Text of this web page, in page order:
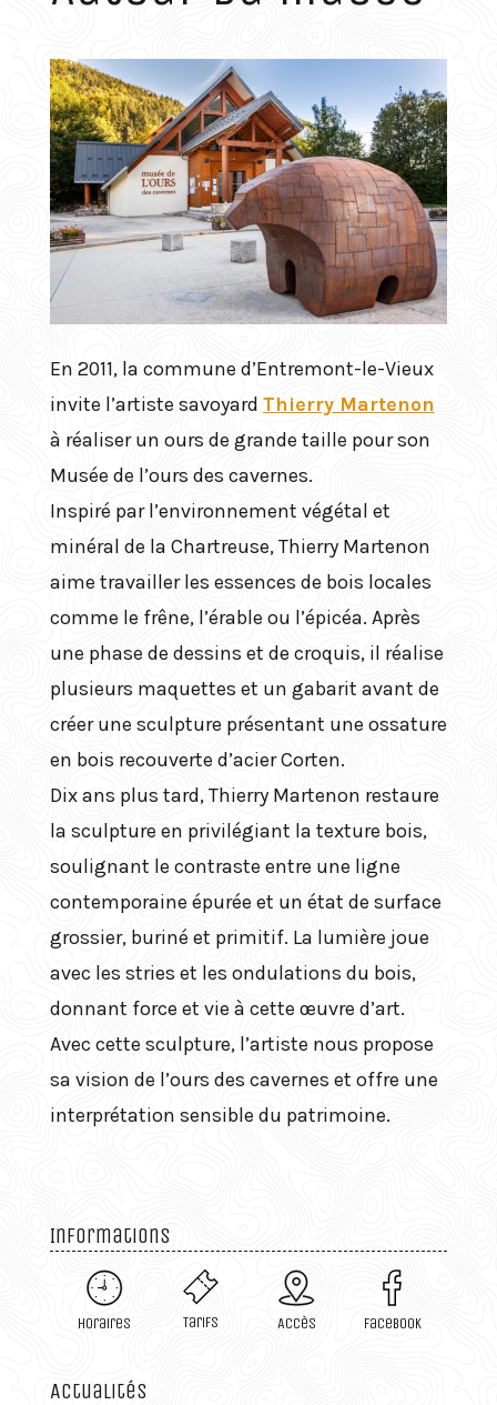
En 2011, la commune d’Entremont-le-Vieux
invite l’artiste savoyard Thierry Martenon
à réaliser un ours de grande taille pour son
Musée de l’ours des cavernes.
Inspiré par l’environnement végétal et
minéral de la Chartreuse, Thierry Martenon
aime travailler les essences de bois locales
comme le frêne, l’érable ou l’épicéa. Après
une phase de dessins et de croquis, il réalise
plusieurs maquettes et un gabarit avant de
créer une sculpture présentant une ossature
en bois recouverte d’acier Corten.
Dix ans plus tard, Thierry Martenon restaure
la sculpture en privilégiant la texture bois,
soulignant le contraste entre une ligne
contemporaine épurée et un état de surface
grossier, buriné et primitif. La lumière joue
avec les stries et les ondulations du bois,
donnant force et vie à cette œuvre d’art.
Avec cette sculpture, l’artiste nous propose
sa vision de l’ours des cavernes et offre une
interprétation sensible du patrimoine.
Informations
Horaires Tarifs Accès Facebook
Actualités